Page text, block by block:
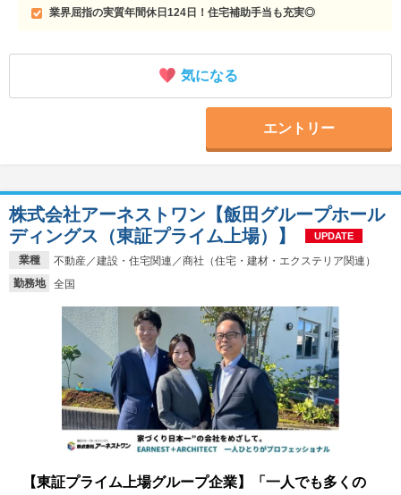
業界屈指の実質年間休日124日！住宅補助手当も充実◎
気になる
エントリー
業種
不動産／建設・住宅関連／商社（住宅・建材・エクステリア関連）
勤務地
全国
株式会社アーネストワン【飯田グループホール
ディングス（東証プライム上場）】
UPDATE
【東証プライム上場グループ企業】「一人でも多くの